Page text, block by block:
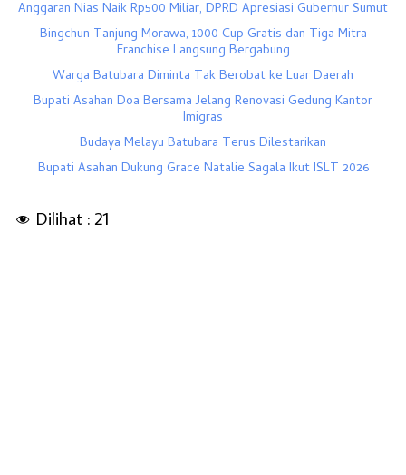
Anggaran Nias Naik Rp500 Miliar, DPRD Apresiasi Gubernur Sumut
Bingchun Tanjung Morawa, 1000 Cup Gratis dan Tiga Mitra
Franchise Langsung Bergabung
Warga Batubara Diminta Tak Berobat ke Luar Daerah
Bupati Asahan Doa Bersama Jelang Renovasi Gedung Kantor
Imigras
Budaya Melayu Batubara Terus Dilestarikan
Bupati Asahan Dukung Grace Natalie Sagala Ikut ISLT 2026
Dilihat : 21